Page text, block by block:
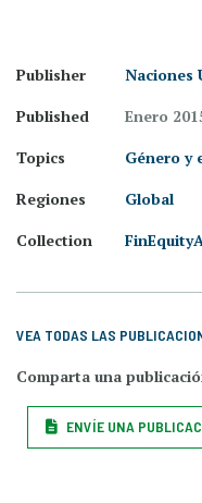
Publisher
Naciones
Published
Enero
Topics
Género y
Regiones
Global
Collection
VEA TODAS LAS
Comparta una
ENVÍE UNA